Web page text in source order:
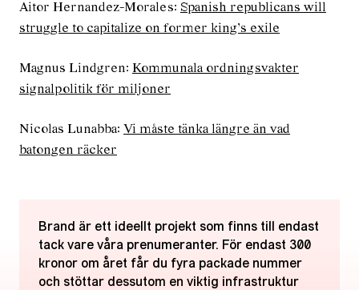
Aitor Hernandez-Morales: Spanish republicans will
struggle to capitalize on former king’s exile
Magnus Lindgren: Kommunala ordningsvakter
signalpolitik för miljoner
Nicolas Lunabba: Vi måste tänka längre än vad
batongen räcker
Brand är ett ideellt projekt som finns till endast
tack vare våra prenumeranter. För endast 300
kronor om året får du fyra packade nummer
och stöttar dessutom en viktig infrastruktur